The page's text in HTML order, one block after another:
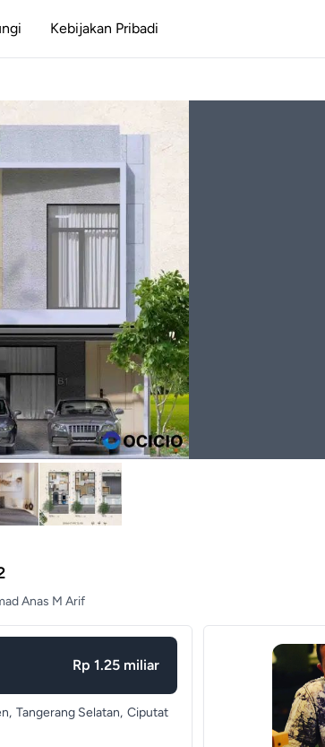
Kebijakan Pribadi
Anas M Arif
Rp 1.25 miliar
Tangerang Selatan, Ciputat